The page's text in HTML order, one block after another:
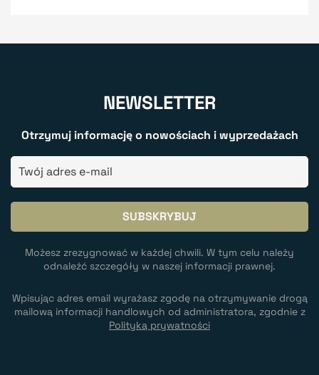
NEWSLETTER
Otrzymuj informację o nowościach i wyprzedażach
Możesz zrezygnować w każdej chwili. W tym celu należy
odnaleźć szczegóły w naszej informacji prawnej.
Wpisując adres email wyrażasz zgodę na otrzymywanie drogą
mailową informacji handlowych od administratora, zgodnie z
Polityką prywatności